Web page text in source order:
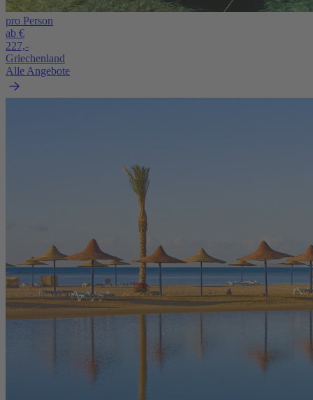
pro Person
ab €
227,-
Griechenland
Alle Angebote